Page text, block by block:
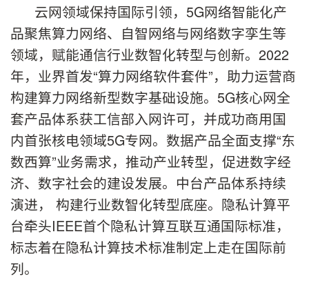
云网领域保持国际引领，5G网络智能化产
品聚焦算力网络、自智网络与网络数字孪生等
领域，赋能通信行业数智化转型与创新。2022
年，业界首发“算力网络软件套件”，助力运营商
构建算力网络新型数字基础设施。5G核心网全
套产品体系获工信部入网许可，并成功商用国
内首张核电领域5G专网。数据产品全面支撑“东
数西算”业务需求，推动产业转型，促进数字经
济、数字社会的建设发展。中台产品体系持续
演进， 构建行业数智化转型底座。隐私计算平
台牵头IEEE首个隐私计算互联互通国际标准，
标志着在隐私计算技术标准制定上走在国际前
列。